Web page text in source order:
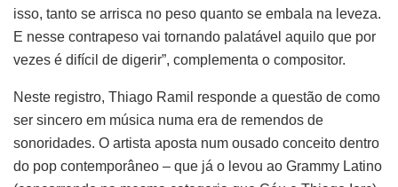
isso, tanto se arrisca no peso quanto se embala na leveza.
E nesse contrapeso vai tornando palatável aquilo que por
vezes é difícil de digerir”, complementa o compositor.
Neste registro, Thiago Ramil responde a questão de como
ser sincero em música numa era de remendos de
sonoridades. O artista aposta num ousado conceito dentro
do pop contemporâneo – que já o levou ao Grammy Latino